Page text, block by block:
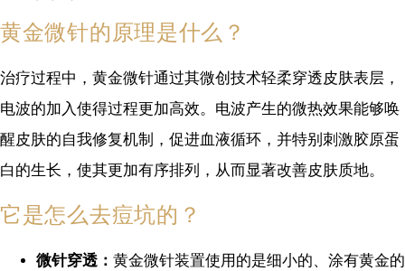
黄金微针的原理是什么？
治疗过程中，黄金微针通过其微创技术轻柔穿透皮肤表层，
电波的加入使得过程更加高效。电波产生的微热效果能够唤
醒皮肤的自我修复机制，促进血液循环，并特别刺激胶原蛋
白的生长，使其更加有序排列，从而显著改善皮肤质地。
它是怎么去痘坑的？
微针穿透： 黄金微针装置使用的是细小的、涂有黄金的